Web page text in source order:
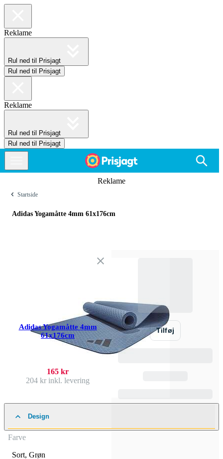
Reklame
Rul ned til Prisjagt
Rul ned til Prisjagt
Reklame
Rul ned til Prisjagt
Rul ned til Prisjagt
Reklame
Startside
Adidas Yogamåtte 4mm 61x176cm
Adidas Yogamåtte 4mm
61x176cm
165 kr
204 kr inkl. levering
Tilføj
Design
Farve
Sort, Grøn